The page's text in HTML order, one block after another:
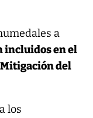
a
en el
del
los